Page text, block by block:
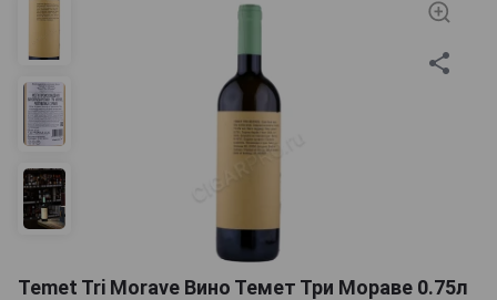
Temet Tri Morave Вино Темет Три Мораве 0.75л